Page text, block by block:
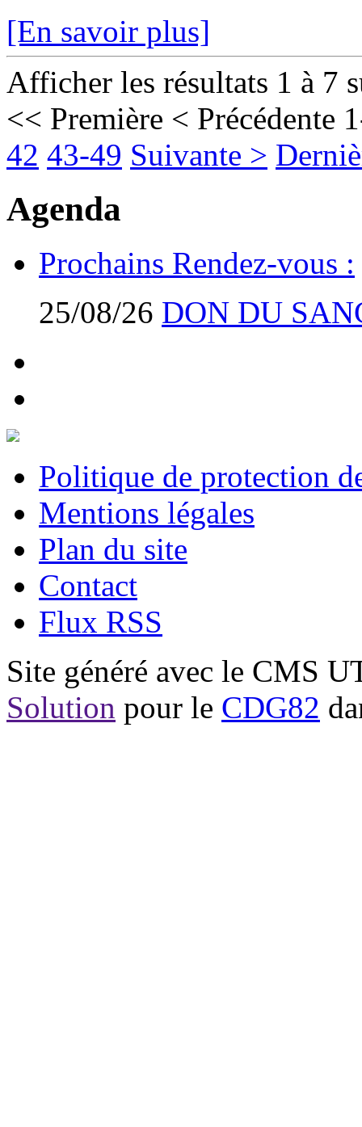
[En savoir plus]
Afficher les résultats 1 à 7
<< Première < Précédente
42 43-49 Suivante >
Agenda
Prochains Rendez-vous :
25/08/26 DON DU
Politique de protection
Mentions légales
Plan du site
Contact
Flux RSS
Site généré avec le CMS
Solution pour le CDG82